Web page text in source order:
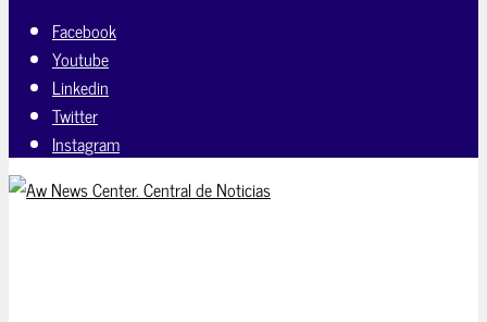
Facebook
Youtube
Linkedin
Twitter
Instagram